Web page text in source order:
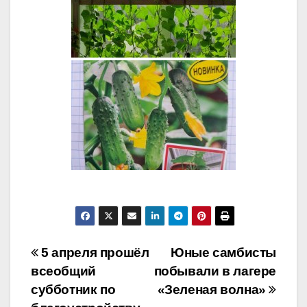
Навигация
по
Юные самбисты
побывали в лагере
«Зеленая волна»
5 апреля прошёл
всеобщий
субботник по